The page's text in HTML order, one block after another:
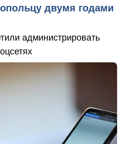
двумя годами
администрировать